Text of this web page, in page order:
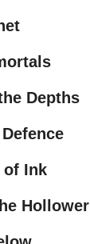
Depths
of Ink
Hollower